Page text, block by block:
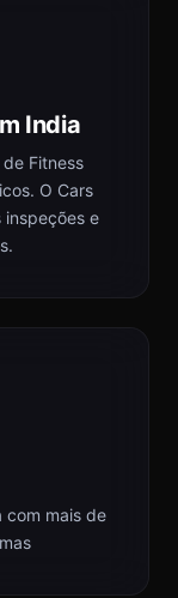
India
Fitness
O Cars
inspeções e
com mais de